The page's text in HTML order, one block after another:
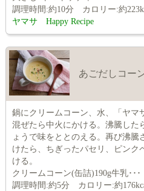
調理時間:約10分 カロリー:約
ヤマサ Happy Recipe
あごだしコー
鍋にクリームコーン、水、「ヤマ
混ぜたら中火にかける。沸騰した
ょうで味をととのえる。再び沸
けたら、ちぎったパセリ、ピンク
ける。
クリームコーン(缶詰)190g牛乳･･･
調理時間:約5分 カロリー:約